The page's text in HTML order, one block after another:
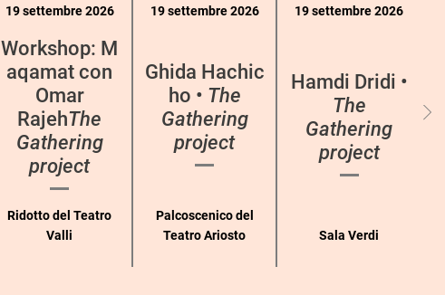
19 settembre 2026
Workshop: M
aqamat con
Omar
RajehThe
Gathering
project
Ridotto del Teatro
Valli
19 settembre 2026
Ghida Hachic
ho • The
Gathering
project
Palcoscenico del
Teatro Ariosto
19 settembre 2026
Hamdi Dridi •
The
Gathering
project
Sala Verdi